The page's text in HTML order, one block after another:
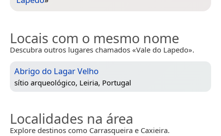
Locais com o mesmo nome
Descubra outros lugares chamados «Vale do Lapedo».
Abrigo do Lagar Velho
sítio arqueológico, Leiria, Portugal
Localidades na área
Explore destinos como Carrasqueira e Caxieira.